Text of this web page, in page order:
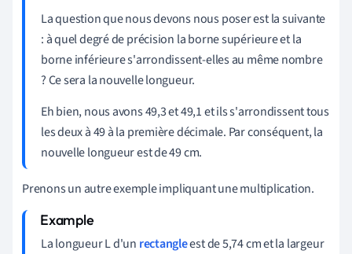
La question que nous devons nous poser est la suivante
: à quel degré de précision la borne supérieure et la
borne inférieure s'arrondissent-elles au même nombre
? Ce sera la nouvelle longueur.
Eh bien, nous avons 49,3 et 49,1 et ils s'arrondissent tous
les deux à 49 à la première décimale. Par conséquent, la
nouvelle longueur est de 49 cm.
Prenons un autre exemple impliquant une multiplication.
La longueur L d'un rectangleest de 5,74 cm et la largeur